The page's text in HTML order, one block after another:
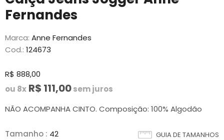
Fernandes
Marca: Anne Fernandes
Cod.: 124673
R$ 888,00
ou 8x R$ 111,00sem juros
NÃO ACOMPANHA CINTO. Composição: 100% Algodão
GUIA DE TAMANHOS
Tamanho : 42